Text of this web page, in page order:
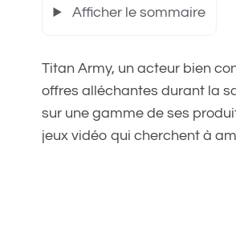
Afficher le sommaire
Titan Army, un acteur bien
offres alléchantes durant la
sur une gamme de ses
jeux vidéo qui cherchent à